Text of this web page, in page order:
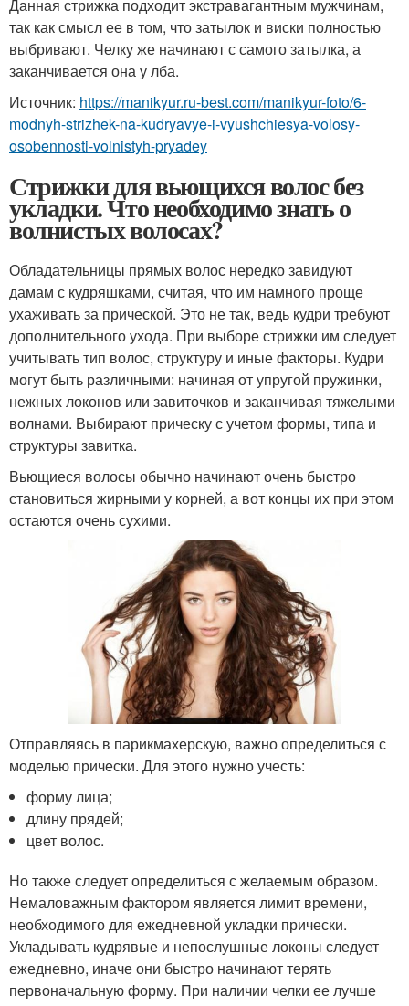
Данная стрижка подходит экстравагантным мужчинам,
так как смысл ее в том, что затылок и виски полностью
выбривают. Челку же начинают с самого затылка, а
заканчивается она у лба.
Источник: https://manikyur.ru-best.com/manikyur-foto/6-
modnyh-strizhek-na-kudryavye-i-vyushchiesya-volosy-
osobennosti-volnistyh-pryadey
Стрижки для вьющихся волос без
укладки. Что необходимо знать о
волнистых волосах?
Обладательницы прямых волос нередко завидуют
дамам с кудряшками, считая, что им намного проще
ухаживать за прической. Это не так, ведь кудри требуют
дополнительного ухода. При выборе стрижки им следует
учитывать тип волос, структуру и иные факторы. Кудри
могут быть различными: начиная от упругой пружинки,
нежных локонов или завиточков и заканчивая тяжелыми
волнами. Выбирают прическу с учетом формы, типа и
структуры завитка.
Вьющиеся волосы обычно начинают очень быстро
становиться жирными у корней, а вот концы их при этом
остаются очень сухими.
Отправляясь в парикмахерскую, важно определиться с
моделью прически. Для этого нужно учесть:
форму лица;
длину прядей;
цвет волос.
Но также следует определиться с желаемым образом.
Немаловажным фактором является лимит времени,
необходимого для ежедневной укладки прически.
Укладывать кудрявые и непослушные локоны следует
ежедневно, иначе они быстро начинают терять
первоначальную форму. При наличии челки ее лучше